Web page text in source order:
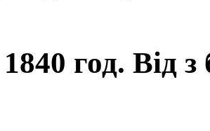
год. Від з